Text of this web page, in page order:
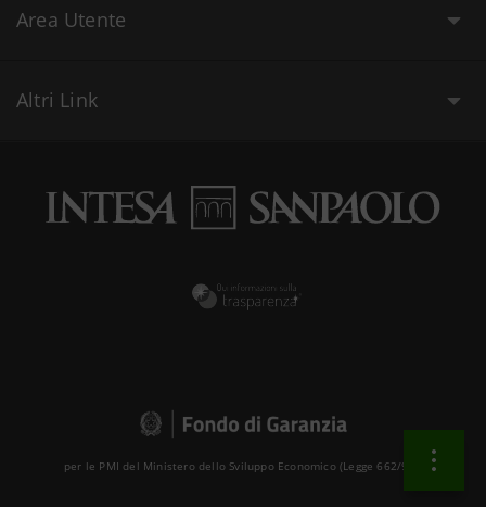
Area Utente
Altri Link
per le PMI del Ministero dello Sviluppo Economico (Legge 662/96 )